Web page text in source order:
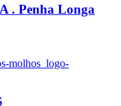
. Penha Longa
molhos_logo-